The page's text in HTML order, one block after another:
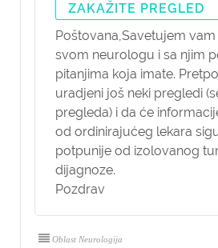
ZAKAŽITE PREGLED
Poštovana,Savetujem vam
svom neurologu i sa njim
pitanjima koja imate.
uradjeni još neki pregledi
pregleda) i da će
od ordinirajućeg lekara
potpunije od izolovanog
dijagnoze.
Pozdrav
Oblast Neurologija